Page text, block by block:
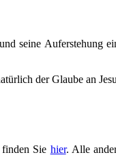
seine Auferstehung
der Glaube an
Sie hier. Alle